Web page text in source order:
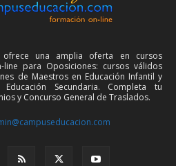
una amplia oferta en cursos
para Oposiciones: cursos válidos
de Maestros en Educación Infantil y
Secundaria. Completa tu
y Concurso General de Traslados.